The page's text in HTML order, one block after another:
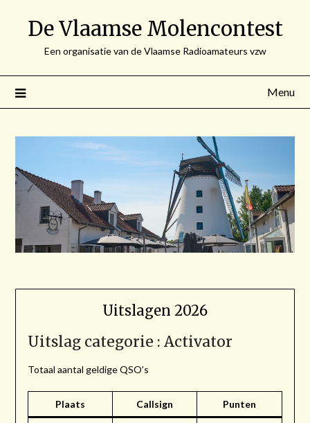
De Vlaamse Molencontest
Een organisatie van de Vlaamse Radioamateurs vzw
Menu
Uitslagen 2026
Uitslag categorie : Activator
Totaal aantal geldige QSO’s
Plaats Callsign Punten